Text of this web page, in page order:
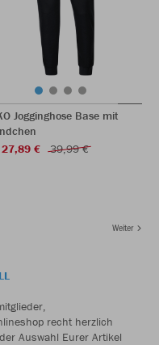
Jogginghose Base mit
€
39,99 €
Weiter
recht herzlich
Auswahl Eurer Artikel